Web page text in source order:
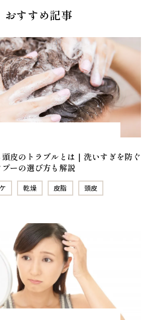
おすすめ記事
皮のトラブルとは｜洗いすぎを防ぐ
ーの選び方も解説
乾燥 皮脂 頭皮